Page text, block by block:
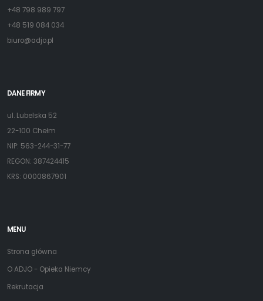
+48 798 989 797
+48 519 084 034
biuro@adjo.pl
DANE FIRMY
ul. Lubelska 52
22-100 Chełm
NIP: 563-244-31-77
REGON: 387424415
KRS: 0000867901
MENU
Strona główna
O ADJO - Opieka Niemcy
Rekrutacja